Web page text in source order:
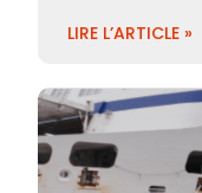
LIRE L’ARTICLE »